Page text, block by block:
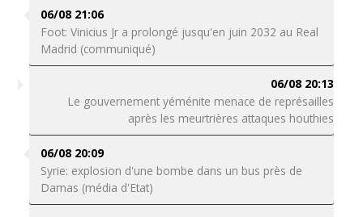
06/08 21:06
Foot: Vinicius Jr a prolongé jusqu'en juin 2032 au Real
Madrid (communiqué)
06/08 20:13
Le gouvernement yéménite menace de représailles
après les meurtrières attaques houthies
06/08 20:09
Syrie: explosion d'une bombe dans un bus près de
Damas (média d'Etat)